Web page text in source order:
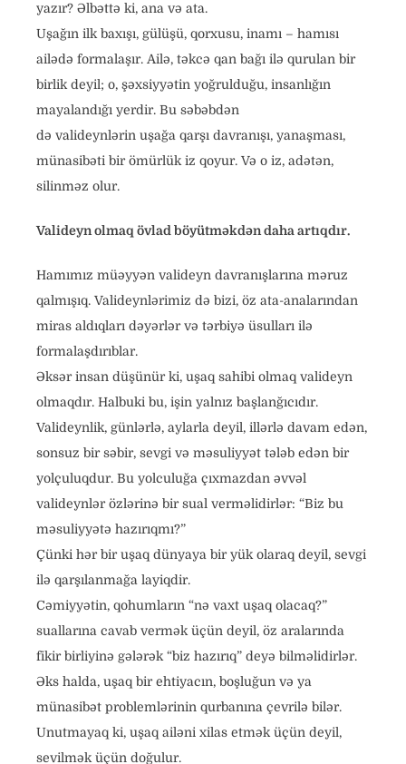
yazır? Əlbəttə ki, ana və ata.
Uşağın ilk baxışı, gülüşü, qorxusu, inamı – hamısı
ailədə formalaşır. Ailə, təkcə qan bağı ilə qurulan bir
birlik deyil; o, şəxsiyyətin yoğrulduğu, insanlığın
mayalandığı yerdir. Bu səbəbdən
də valideynlərin uşağa qarşı davranışı, yanaşması,
münasibəti bir ömürlük iz qoyur. Və o iz, adətən,
silinməz olur.
Valideyn olmaq övlad böyütməkdən daha artıqdır.
Hamımız müəyyən valideyn davranışlarına məruz
qalmışıq. Valideynlərimiz də bizi, öz ata-analarından
miras aldıqları dəyərlər və tərbiyə üsulları ilə
formalaşdırıblar.
Əksər insan düşünür ki, uşaq sahibi olmaq valideyn
olmaqdır. Halbuki bu, işin yalnız başlanğıcıdır.
Valideynlik, günlərlə, aylarla deyil, illərlə davam edən,
sonsuz bir səbir, sevgi və məsuliyyət tələb edən bir
yolçuluqdur. Bu yolculuğa çıxmazdan əvvəl
valideynlər özlərinə bir sual verməlidirlər: “Biz bu
məsuliyyətə hazırıqmı?”
Çünki hər bir uşaq dünyaya bir yük olaraq deyil, sevgi
ilə qarşılanmağa layiqdir.
Cəmiyyətin, qohumların “nə vaxt uşaq olacaq?”
suallarına cavab vermək üçün deyil, öz aralarında
fikir birliyinə gələrək “biz hazırıq” deyə bilməlidirlər.
Əks halda, uşaq bir ehtiyacın, boşluğun və ya
münasibət problemlərinin qurbanına çevrilə bilər.
Unutmayaq ki, uşaq ailəni xilas etmək üçün deyil,
sevilmək üçün doğulur.